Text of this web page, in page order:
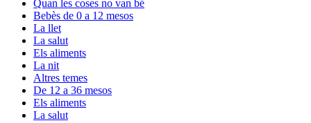
Quan les coses no van bé
Bebès de 0 a 12 mesos
La llet
La salut
Els aliments
La nit
Altres temes
De 12 a 36 mesos
Els aliments
La salut